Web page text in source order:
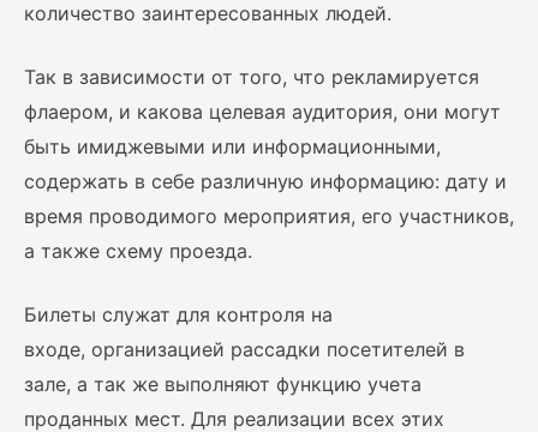
количество заинтересованных людей.
Так в зависимости от того, что рекламируется
флаером, и какова целевая аудитория, они могут
быть имиджевыми или информационными,
содержать в себе различную информацию: дату и
время проводимого мероприятия, его участников,
а также схему проезда.
Билеты служат для контроля на
входе, организацией рассадки посетителей в
зале, а так же выполняют функцию учета
проданных мест. Для реализации всех этих